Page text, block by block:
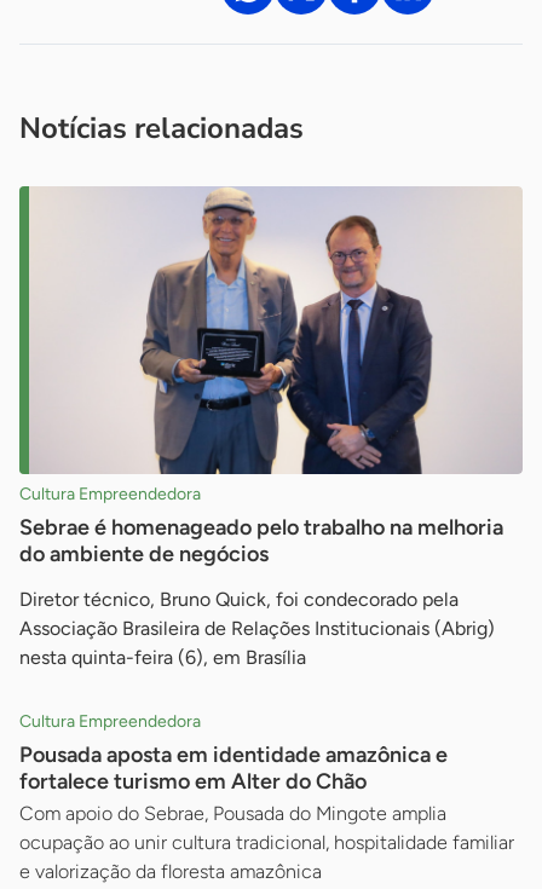
Notícias relacionadas
Cultura Empreendedora
Sebrae é homenageado pelo trabalho na melhoria
do ambiente de negócios
Diretor técnico, Bruno Quick, foi condecorado pela
Associação Brasileira de Relações Institucionais (Abrig)
nesta quinta-feira (6), em Brasília
Cultura Empreendedora
Pousada aposta em identidade amazônica e
fortalece turismo em Alter do Chão
Com apoio do Sebrae, Pousada do Mingote amplia
ocupação ao unir cultura tradicional, hospitalidade familiar
e valorização da floresta amazônica